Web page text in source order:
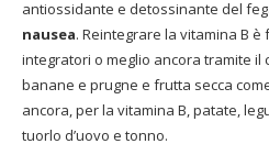
antiossidante e detossinante del
nausea. Reintegrare la vitamina B
integratori o meglio ancora tramite il
banane e prugne e frutta secca
ancora, per la vitamina B, patate,
tuorlo d’uovo e tonno.